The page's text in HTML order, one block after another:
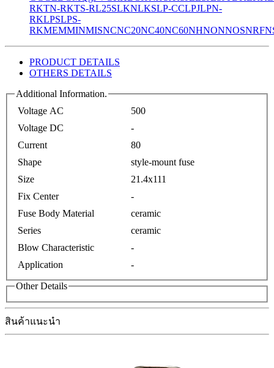
RKTN-RKTS-RL25SLKNLKSLP-CCLPJLPN-
RKLPSLPS-
RKMEMMINMISNCNC20NC40NC60NHNONNOSNRF
PRODUCT DETAILS
OTHERS DETAILS
Additional Information.
Voltage AC
500
Voltage DC
-
Current
80
Shape
style-mount fuse
Size
21.4x111
Fix Center
-
Fuse Body Material
ceramic
Series
ceramic
Blow Characteristic
-
Application
-
Other Details
สินค้าแนะนำ